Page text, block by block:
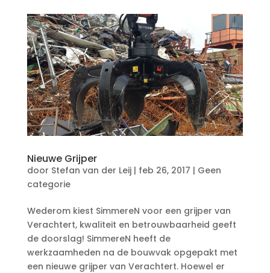
Nieuwe Grijper
door Stefan van der Leij| feb 26, 2017 | Geen
categorie
Wederom kiest SimmereN voor een grijper van
Verachtert, kwaliteit en betrouwbaarheid geeft
de doorslag! SimmereN heeft de
werkzaamheden na de bouwvak opgepakt met
een nieuwe grijper van Verachtert. Hoewel er